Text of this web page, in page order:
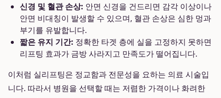
신경 및 혈관 손상: 안면 신경을 건드리면 감각 이상이나
안면 비대칭이 발생할 수 있으며, 혈관 손상은 심한 멍과
부기를 유발합니다.
짧은 유지 기간: 정확한 타겟 층에 실을 고정하지 못하면
리프팅 효과가 금방 사라지고 만족도가 떨어집니다.
이처럼 실리프팅은 정교함과 전문성을 요하는 의료 시술입
니다. 따라서 병원을 선택할 때는 저렴한 가격이나 화려한